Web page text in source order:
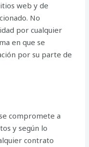
web y de
No
por cualquier
en que se
por su parte de
compromete a
y según lo
contrato